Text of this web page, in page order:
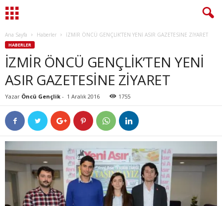
Ana Sayfa Haberler İZMİR ÖNCÜ GENÇLİK’TEN YENİ ASIR GAZETESİNE ZİYARET
HABERLER
İZMİR ÖNCÜ GENÇLİK’TEN YENİ
ASIR GAZETESİNE ZİYARET
Yazar Öncü Gençlik - 1 Aralık 2016 1755